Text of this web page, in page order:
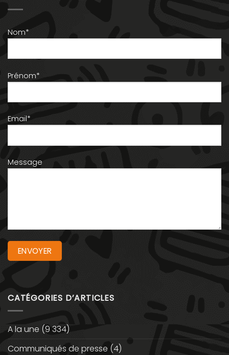
Nom*
Prénom*
Email*
Message
CATÉGORIES D’ARTICLES
A la une (9 334)
Communiqués de presse (4)